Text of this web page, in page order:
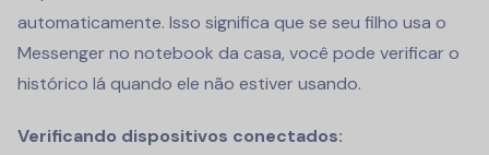
automaticamente. Isso significa que se seu filho usa o
Messenger no notebook da casa, você pode verificar o
histórico lá quando ele não estiver usando.
Verificando dispositivos conectados: